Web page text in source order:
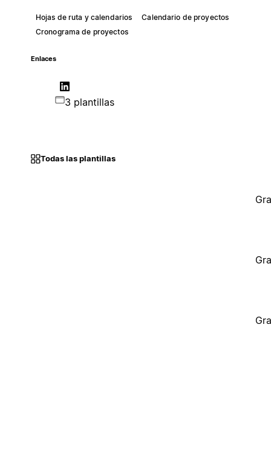
Hojas de ruta y calendarios
Calendario de proyectos
Cronograma de proyectos
Enlaces
3 plantillas
Todas las plantillas